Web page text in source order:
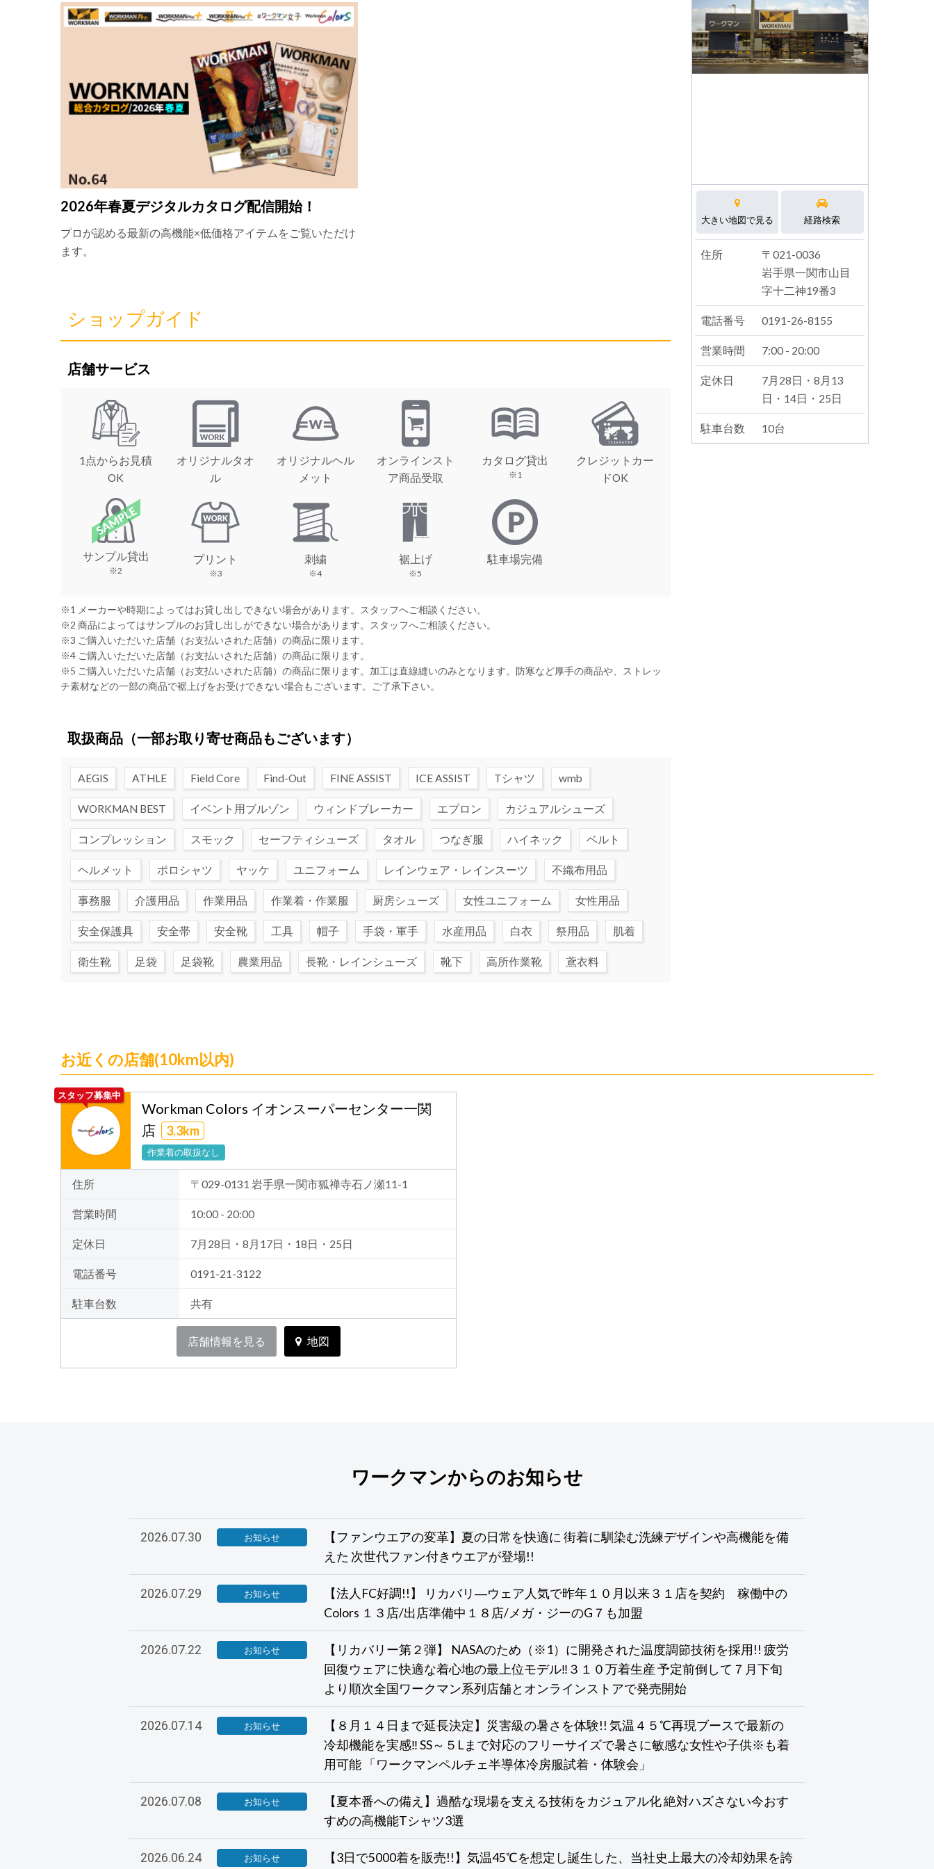
2026年春夏デジタルカタログ配信開始！
プロが認める最新の高機能×低価格アイテムをご覧いただけ
ます。
ショップガイド
店舗サービス
1点からお見積
OK
オリジナルタオ
ル
オリジナルヘル
メット
オンラインスト
ア商品受取
カタログ貸出
※1
クレジットカー
ドOK
サンプル貸出
※2
プリント
※3
刺繍
※4
裾上げ
※5
駐車場完備
※1 メーカーや時期によってはお貸し出しできない場合があります。スタッフへご相談ください。
※2 商品によってはサンプルのお貸し出しができない場合があります。スタッフへご相談ください。
※3 ご購入いただいた店舗（お支払いされた店舗）の商品に限ります。
※4 ご購入いただいた店舗（お支払いされた店舗）の商品に限ります。
※5 ご購入いただいた店舗（お支払いされた店舗）の商品に限ります。加工は直線縫いのみとなります。防寒など厚手の商品や、ストレッ
チ素材などの一部の商品で裾上げをお受けできない場合もございます。ご了承下さい。
取扱商品 （一部お取り寄せ商品もございます）
AEGIS ATHLE Field Core Find-Out FINE ASSIST ICE ASSIST Tシャツ wmb
WORKMAN BEST イベント用ブルゾン ウィンドブレーカー エプロン カジュアルシューズ
コンプレッション スモック セーフティシューズ タオル つなぎ服 ハイネック ベルト
ヘルメット ポロシャツ ヤッケ ユニフォーム レインウェア・レインスーツ 不織布用品
事務服 介護用品 作業用品 作業着・作業服 厨房シューズ 女性ユニフォーム 女性用品
安全保護具 安全帯 安全靴 工具 帽子 手袋・軍手 水産用品 白衣 祭用品 肌着
衛生靴 足袋 足袋靴 農業用品 長靴・レインシューズ 靴下 高所作業靴 鳶衣料
大きい地図で見る 経路検索
住所
〒021-0036
岩手県一関市山目
字十二神19番3
電話番号 0191-26-8155
営業時間 7:00 - 20:00
定休日
7月28日・8月13
日・14日・25日
駐車台数 10台
お近くの店舗(10km以内)
スタッフ募集中
Workman Colors イオンスーパーセンター一関
店
3.3km
作業着の取扱なし
住所 〒029-0131 岩手県一関市狐禅寺石ノ瀬11-1
営業時間 10:00 - 20:00
定休日 7月28日・8月17日・18日・25日
電話番号 0191-21-3122
駐車台数 共有
店舗情報を見る 地図
ワークマンからのお知らせ
2026.07.30 お知らせ
【ファンウエアの変革】夏の日常を快適に 街着に馴染む洗練デザインや高機能を備
えた 次世代ファン付きウエアが登場!!
2026.07.29 お知らせ
【法人FC好調!!】 リカバリ―ウェア人気で昨年１０月以来３１店を契約 稼働中の
Colors １３店/出店準備中１８店/メガ・ジーのG７も加盟
2026.07.22 お知らせ
【リカバリー第２弾】 NASAのため（※1）に開発された温度調節技術を採用!! 疲労
回復ウェアに快適な着心地の最上位モデル‼３１０万着生産 予定前倒して７月下旬
より順次全国ワークマン系列店舗とオンラインストアで発売開始
2026.07.14 お知らせ
【８月１４日まで延長決定】災害級の暑さを体験!! 気温４５℃再現ブースで最新の
冷却機能を実感‼ SS～５Lまで対応のフリーサイズで暑さに敏感な女性や子供※も着
用可能 「ワークマンペルチェ半導体冷房服試着・体験会」
2026.07.08 お知らせ
【夏本番への備え】過酷な現場を支える技術をカジュアル化 絶対ハズさない今おす
すめの高機能Tシャツ3選
2026.06.24 お知らせ
【3日で5000着を販売!!】気温45℃を想定し誕生した、当社史上最大の冷却効果を誇